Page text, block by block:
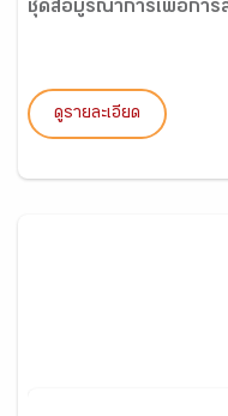
ชุดสื่อบูรณาการเพื่อการ
ดูรายละเอียด